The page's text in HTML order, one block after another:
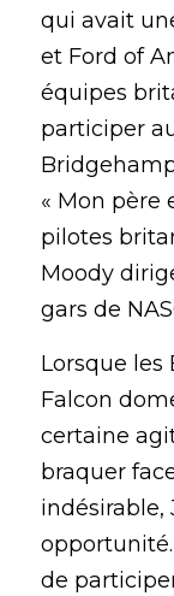
qui avait
et Ford of
équipes
participer
« Mon père
pilotes
Moody
gars de
Lorsque
Falcon
certaine
braquer
indésirable,
de